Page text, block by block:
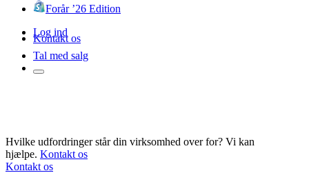
Forår ’26 Edition
Log ind
Kontakt os
Tal med salg
Hvilke udfordringer står din virksomhed over for? Vi kan
hjælpe. Kontakt os
Kontakt os